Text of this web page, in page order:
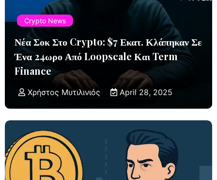
Crypto News
Νέα Σοκ Στο Crypto: $7 Εκατ. Κλάπηκαν Σε
Ένα 24ωρο Από Loopscale Και Term
Finance
Χρήστος Μυτιλινιός April 28, 2025